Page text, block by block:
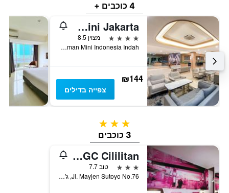
4 כוכבים +
Oakwood Hotel & Apartments Taman Mini Jakarta
4 כוכבים
מצוין 8.5
Jalan Pintu 1, Taman Mini Indonesia Indah, ג'קרטה, אינדונזיה
₪144
צפייה בדילים
3 כוכבים
3 כוכבים
favehotel PGC Cililitan
3 כוכבים
טוב 7.7
Jl. Mayjen Sutoyo No.76, ג'קרטה, אינדונזיה